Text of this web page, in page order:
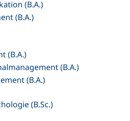
(B.A.)
(B.A.)
(B.A.)
(B.A.)
(B.A.)
(B.Sc.)